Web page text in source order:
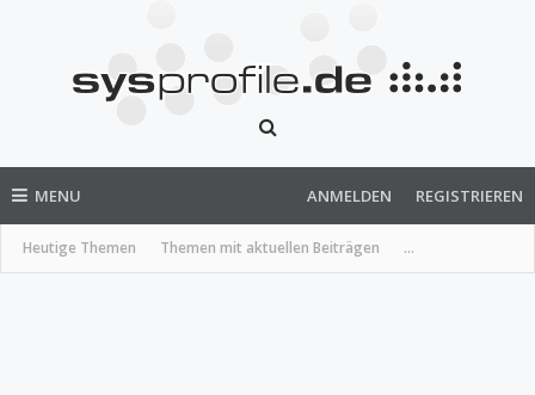
MENU
Heutige Themen Themen mit aktuellen Beiträgen ...
ANMELDEN REGISTRIEREN